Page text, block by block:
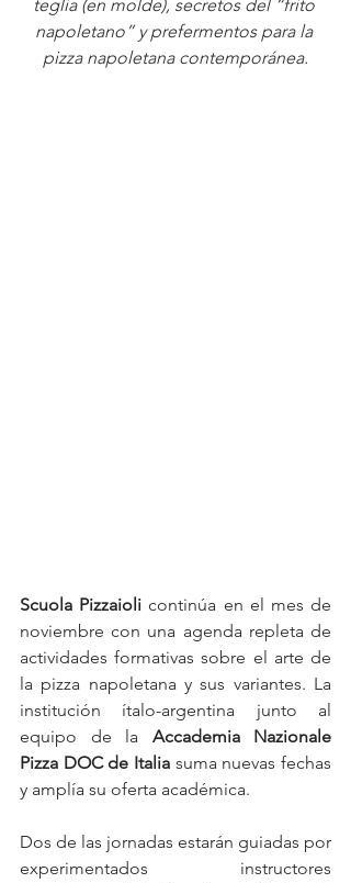
teglia (en molde), secretos del “frito
napoletano” y prefermentos para la
pizza napoletana contemporánea.
Scuola Pizzaioli continúa en el mes de
noviembre con una agenda repleta de
actividades formativas sobre el arte de
la pizza napoletana y sus variantes. La
institución ítalo-argentina junto al
equipo de la Accademia Nazionale
Pizza DOC de Italia suma nuevas fechas
y amplía su oferta académica.
Dos de las jornadas estarán guiadas por
experimentados instructores